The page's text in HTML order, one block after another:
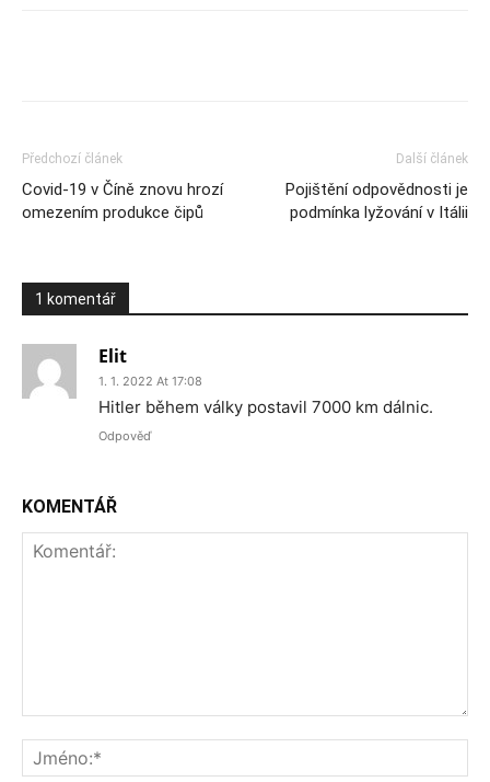
Předchozí článek
Covid-19 v Číně znovu hrozí
omezením produkce čipů
Další článek
Pojištění odpovědnosti je
podmínka lyžování v Itálii
1 komentář
Elit
1. 1. 2022 At 17:08
Hitler během války postavil 7000 km dálnic.
Odpověď
KOMENTÁŘ